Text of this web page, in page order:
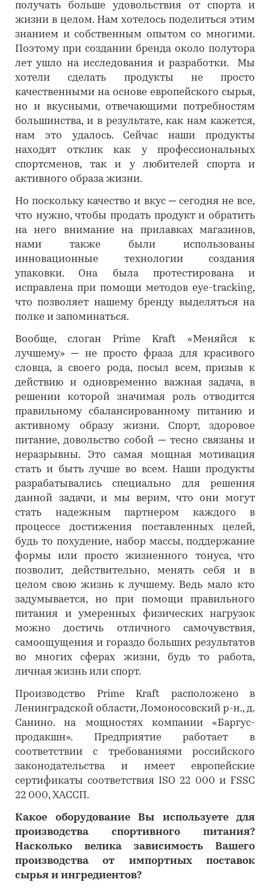
получать больше удовольствия от спорта и
жизни в целом. Нам хотелось поделиться этим
знанием и собственным опытом со многими.
Поэтому при создании бренда около полутора
лет ушло на исследования и разработки. Мы
хотели сделать продукты не просто
качественными на основе европейского сырья,
но и вкусными, отвечающими потребностям
большинства, и в результате, как нам кажется,
нам это удалось. Сейчас наши продукты
находят отклик как у профессиональных
спортсменов, так и у любителей спорта и
активного образа жизни.
Но поскольку качество и вкус ─ сегодня не все,
что нужно, чтобы продать продукт и обратить
на него внимание на прилавках магазинов,
нами также были использованы
инновационные технологии создания
упаковки. Она была протестирована и
исправлена при помощи методов eye-tracking,
что позволяет нашему бренду выделяться на
полке и запоминаться.
Вообще, слоган Prime Kraft «Меняйся к
лучшему» ─ не просто фраза для красивого
словца, а своего рода, посыл всем, призыв к
действию и одновременно важная задача, в
решении которой значимая роль отводится
правильному сбалансированному питанию и
активному образу жизни. Спорт, здоровое
питание, довольство собой ─ тесно связаны и
неразрывны. Это самая мощная мотивация
стать и быть лучше во всем. Наши продукты
разрабатывались специально для решения
данной задачи, и мы верим, что они могут
стать надежным партнером каждого в
процессе достижения поставленных целей,
будь то похудение, набор массы, поддержание
формы или просто жизненного тонуса, что
позволит, действительно, менять себя и в
целом свою жизнь к лучшему. Ведь мало кто
задумывается, но при помощи правильного
питания и умеренных физических нагрузок
можно достичь отличного самочувствия,
самоощущения и гораздо больших результатов
во многих сферах жизни, будь то работа,
личная жизнь или спорт.
Производство Prime Kraft расположено в
Ленинградской области, Ломоносовский р-н., д.
Санино. на мощностях компании «Баргус-
продакшн». Предприятие работает в
соответствии с требованиями российского
законодательства и имеет европейские
сертификаты соответствия ISO 22 000 и FSSC
22 000, ХАССП.
Какое оборудование Вы используете для
производства спортивного питания?
Насколько велика зависимость Вашего
производства от импортных поставок
сырья и ингредиентов?